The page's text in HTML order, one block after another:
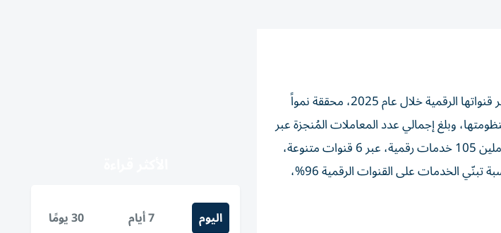
سجّلت هيئة الطرق والمواصلات في دبي إيرادات بلغت 5 مليارات و300 مليون درهم عبر قنواتها الرقمية خلال عام 2025، محققة نمواً
كفاءة منظومتها، وبلغ إجمالي عدد المعاملات المُنجزة عبر
القنوات الرقمية أكثر من 628 مليون معاملة، بنسبة نمو بلغت 13%، وتقدم الهيئة للمتعاملين 105 خدمات رقمية، عبر 6 قنوات متنوعة،
بما يُظهر التحول المتنامي نحو القنوات الرقمية خياراً أولَ لإنجاز الخدمات، حيث بلغت نسبة تبنّي الخدمات على القنوات الرقمية 96%،
اليوم 7 أيام 30 يومًا